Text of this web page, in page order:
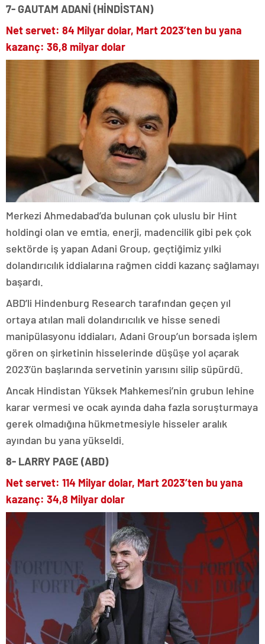
7- GAUTAM ADANİ (HİNDİSTAN)
Net servet: 84 Milyar dolar, Mart 2023’ten bu yana
kazanç: 36,8 milyar dolar
Merkezi Ahmedabad’da bulunan çok uluslu bir Hint
holdingi olan ve emtia, enerji, madencilik gibi pek çok
sektörde iş yapan Adani Group, geçtiğimiz yılki
dolandırıcılık iddialarına rağmen ciddi kazanç sağlamayı
başardı.
ABD’li Hindenburg Research tarafından geçen yıl
ortaya atılan mali dolandırıcılık ve hisse senedi
manipülasyonu iddiaları, Adani Group’un borsada işlem
gören on şirketinin hisselerinde düşüşe yol açarak
2023’ün başlarında servetinin yarısını silip süpürdü.
Ancak Hindistan Yüksek Mahkemesi’nin grubun lehine
karar vermesi ve ocak ayında daha fazla soruşturmaya
gerek olmadığına hükmetmesiyle hisseler aralık
ayından bu yana yükseldi.
8- LARRY PAGE (ABD)
Net servet: 114 Milyar dolar, Mart 2023’ten bu yana
kazanç: 34,8 Milyar dolar